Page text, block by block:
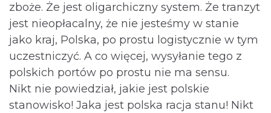
zboże. Że jest oligarchiczny system. Że tranzyt
jest nieopłacalny, że nie jesteśmy w stanie
jako kraj, Polska, po prostu logistycznie w tym
uczestniczyć. A co więcej, wysyłanie tego z
polskich portów po prostu nie ma sensu.
Nikt nie powiedział, jakie jest polskie
stanowisko! Jaka jest polska racja stanu! Nikt